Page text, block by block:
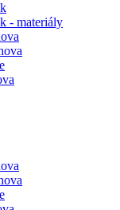
- materiály